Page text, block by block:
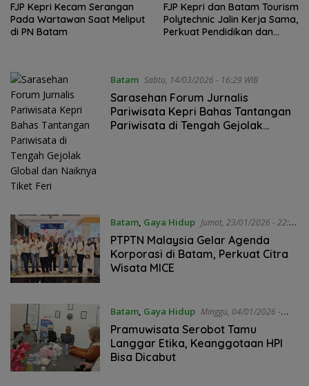
FJP Kepri Kecam Serangan
Pada Wartawan Saat Meliput
di PN Batam
FJP Kepri dan Batam Tourism
Polytechnic Jalin Kerja Sama,
Perkuat Pendidikan dan
Batam Sabtu, 14/03/2026 - 16:29 WIB
Sarasehan Forum Jurnalis
Pariwisata Kepri Bahas Tantangan
Pariwisata di Tengah Gejolak
Batam, Gaya Hidup Jumat, 23/01/2026 - 22:15
WIB
PTPTN Malaysia Gelar Agenda
Korporasi di Batam, Perkuat Citra
Wisata MICE
Batam, Gaya Hidup Minggu, 04/01/2026 -
11:27 WIB
Pramuwisata Serobot Tamu
Langgar Etika, Keanggotaan HPI
Bisa Dicabut